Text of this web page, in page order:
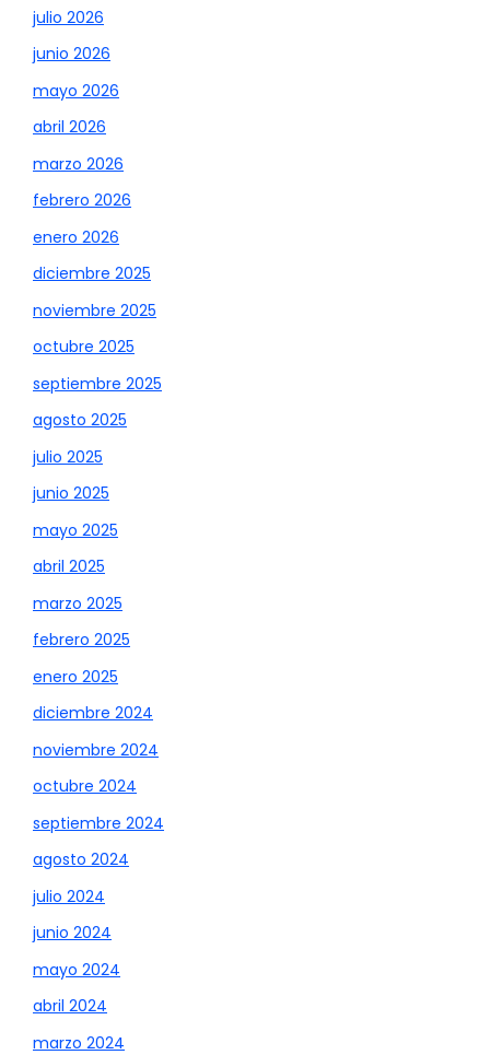
julio 2026
junio 2026
mayo 2026
abril 2026
marzo 2026
febrero 2026
enero 2026
diciembre 2025
noviembre 2025
octubre 2025
septiembre 2025
agosto 2025
julio 2025
junio 2025
mayo 2025
abril 2025
marzo 2025
febrero 2025
enero 2025
diciembre 2024
noviembre 2024
octubre 2024
septiembre 2024
agosto 2024
julio 2024
junio 2024
mayo 2024
abril 2024
marzo 2024